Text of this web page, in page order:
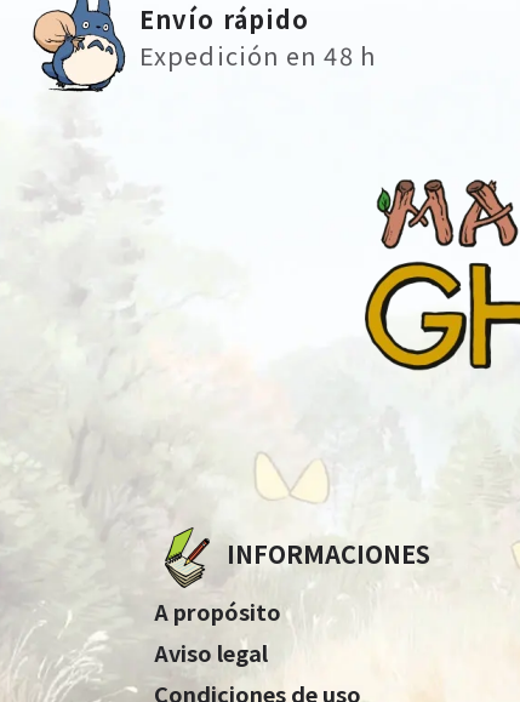
Envío rápido
Expedición en 48 h
INFORMACIONES
A propósito
Aviso legal
Condiciones de uso